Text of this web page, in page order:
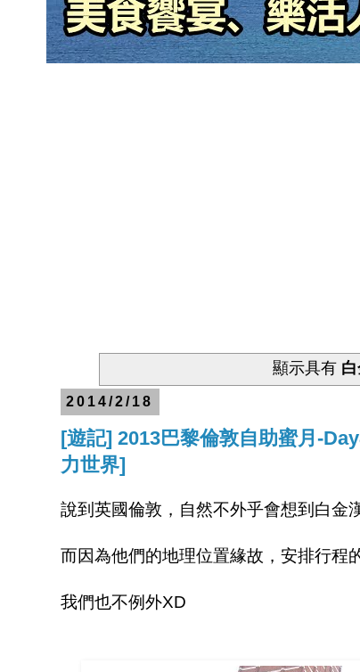
顯示具有
2014/2/18
[遊記] 2013巴黎倫敦自助蜜月-
力世界]
說到英國倫敦，自然不外乎會想到白金
而因為他們的地理位置緣故，安排行程
我們也不例外XD